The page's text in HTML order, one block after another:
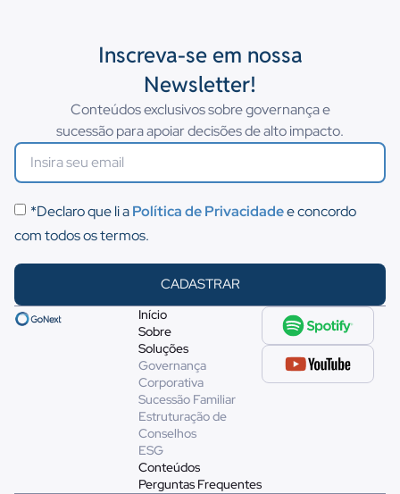
Inscreva-se em nossa
Newsletter!
Conteúdos exclusivos sobre governança e
sucessão para apoiar decisões de alto impacto.
*Declaro que li aPolítica de Privacidadee concordo
com todos os termos.
CADASTRAR
Início
Sobre
Soluções
Governança
Corporativa
Sucessão Familiar
Estruturação de
Conselhos
ESG
Conteúdos
Perguntas Frequentes